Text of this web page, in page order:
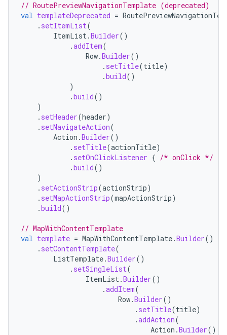
// RoutePreviewNavigationTemplate (deprecated)
val templateDeprecated =
. setItemList(
ItemList.Builder()
.addItem(
Row.Builder()
. setTitle(title)
.build()
)
.build()
)
. setHeader(header)
. setNavigateAction(
Action .Builder()
. setTitle(actionTitle)
. setOnClickListener { /* onClick */
.build()
)
. setActionStrip(actionStrip)
. setMapActionStrip(mapActionStrip)
.build()
// MapWithContentTemplate
val template = MapWithContentTemplate.Builder()
. setContentTemplate(
ListTemplate.Builder()
. setSingleList(
ItemList.Builder()
.addItem(
Row.Builder()
. setTitle(title)
.addAction(
Action .Builder()